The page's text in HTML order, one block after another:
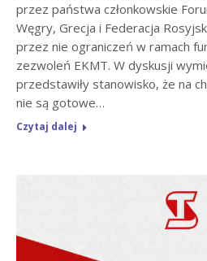
przez państwa członkowskie
Węgry, Grecja i Federacja
przez nie ograniczeń w ramach
zezwoleń EKMT. W dyskusji
przedstawiły stanowisko, że na
nie są gotowe…
Czytaj dalej